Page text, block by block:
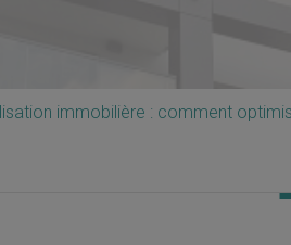
immobilière : comment